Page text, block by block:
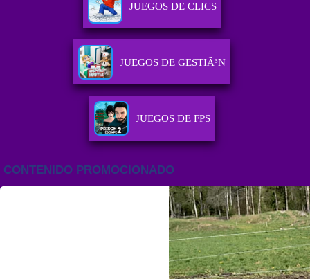
JUEGOS DE CLICS
JUEGOS DE GESTIÃ³N
JUEGOS DE FPS